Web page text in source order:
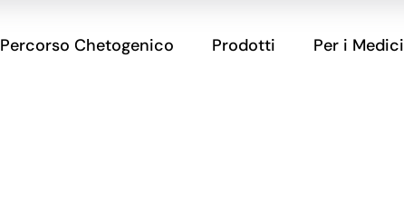
Percorso Chetogenico Prodotti Per i Medici